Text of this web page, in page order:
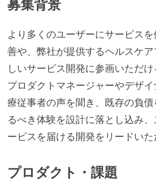
募集背景
より多くのユーザーにサービス
善や、弊社が提供するヘルスケ
しいサービス開発に参画いただけ
プロダクトマネージャーやデザ
療従事者の声を聞き、既存の負
るべき体験を設計に落とし込み
ービスを届ける開発をリードいた
プロダクト・課題